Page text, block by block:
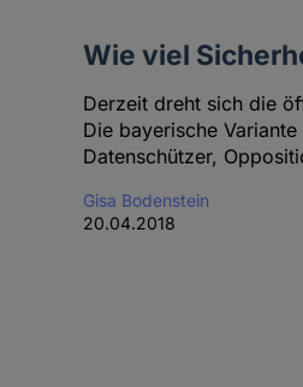
Wie viel
Derzeit dreht sich die
Die bayerische
Datenschützer,
Gisa Bodenstein
20.04.2018